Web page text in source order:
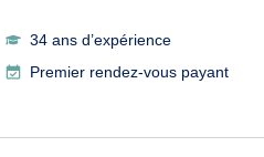
34 ans d’expérience
Premier rendez-vous payant